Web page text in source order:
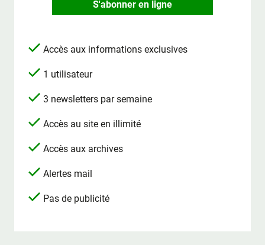
S'abonner en ligne
Accès aux informations exclusives
1 utilisateur
3 newsletters par semaine
Accès au site en illimité
Accès aux archives
Alertes mail
Pas de publicité